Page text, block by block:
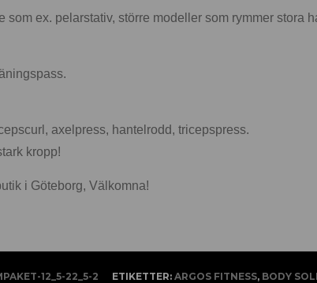
ex. pelarstativ, större modeller som rymmer stora
axelpress, hantelrodd, tricepspress.
kropp!
i Göteborg, Välkomna!
12_5-22_5-2 ETIKETTER: ARGOS FITNESS, BODY